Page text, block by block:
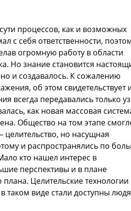
процессов, как и возможных
с себя ответственности,
огромную работу в области
Но знание становится
и создавалось. К сожалению
об этом свидетельствует
всегда передавались только
как новая массовая
Общество на том этапе
но насущная
и распространялись по
кто нашел интерес в
перспективы и в плане
Целительские
таком виде стали доступны